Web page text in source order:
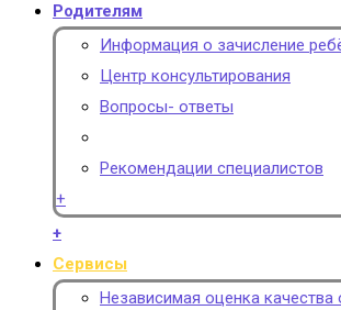
Родителям
Информация о зачисление
Центр консультирования
Вопросы- ответы
Рекомендации специалистов
+
+
Сервисы
Независимая оценка качества